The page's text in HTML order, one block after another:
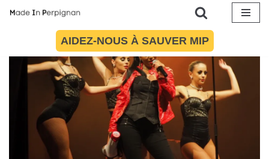
contenu
AIDEZ-NOUS À SAUVER MIP